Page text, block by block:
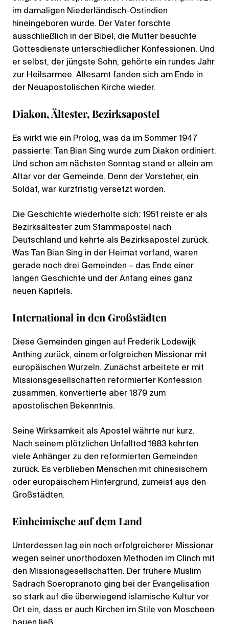
im damaligen Niederländisch-Ostindien
hineingeboren wurde. Der Vater forschte
ausschließlich in der Bibel, die Mutter besuchte
Gottesdienste unterschiedlicher Konfessionen. Und
er selbst, der jüngste Sohn, gehörte ein rundes Jahr
zur Heilsarmee. Allesamt fanden sich am Ende in
der Neuapostolischen Kirche wieder.
Diakon, Ältester, Bezirksapostel
Es wirkt wie ein Prolog, was da im Sommer 1947
passierte: Tan Bian Sing wurde zum Diakon ordiniert.
Und schon am nächsten Sonntag stand er allein am
Altar vor der Gemeinde. Denn der Vorsteher, ein
Soldat, war kurzfristig versetzt worden.
Die Geschichte wiederholte sich: 1951 reiste er als
Bezirksältester zum Stammapostel nach
Deutschland und kehrte als Bezirksapostel zurück.
Was Tan Bian Sing in der Heimat vorfand, waren
gerade noch drei Gemeinden – das Ende einer
langen Geschichte und der Anfang eines ganz
neuen Kapitels.
International in den Großstädten
Diese Gemeinden gingen auf Frederik Lodewijk
Anthing zurück, einem erfolgreichen Missionar mit
europäischen Wurzeln. Zunächst arbeitete er mit
Missionsgesellschaften reformierter Konfession
zusammen, konvertierte aber 1879 zum
apostolischen Bekenntnis.
Seine Wirksamkeit als Apostel währte nur kurz.
Nach seinem plötzlichen Unfalltod 1883 kehrten
viele Anhänger zu den reformierten Gemeinden
zurück. Es verblieben Menschen mit chinesischem
oder europäischem Hintergrund, zumeist aus den
Großstädten.
Einheimische auf dem Land
Unterdessen lag ein noch erfolgreicherer Missionar
wegen seiner unorthodoxen Methoden im Clinch mit
den Missionsgesellschaften. Der frühere Muslim
Sadrach Soeropranoto ging bei der Evangelisation
so stark auf die überwiegend islamische Kultur vor
Ort ein, dass er auch Kirchen im Stile von Moscheen